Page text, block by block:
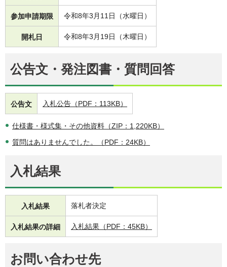
参加申請期限 令和8年3月11日（水曜日）
開札日 令和8年3月19日（木曜日）
公告文・発注図書・質問回答
公告文 入札公告（PDF：113KB）
仕様書・様式集・その他資料（ZIP：1,220KB）
質問はありませんでした。（PDF：24KB）
入札結果
入札結果 落札者決定
入札結果の詳細 入札結果（PDF：45KB）
お問い合わせ先